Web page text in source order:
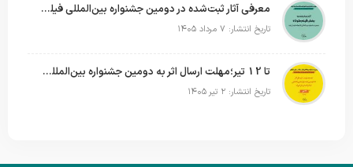
معرفی آثار ثبت‌شده در دومین جشنواره بین‌المللی فیلم فضای باز + اسامی
تاریخ انتشار: ۷ مرداد ۱۴۰۵
تا 12 تیر؛مهلت ارسال اثر به دومین جشنواره بین‌المللی فیلم فضای باز تمدید شد
تاریخ انتشار: ۲ تیر ۱۴۰۵